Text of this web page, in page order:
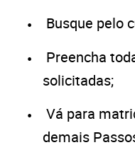
Busque pelo
Preencha
solicitadas;
Vá para
demais